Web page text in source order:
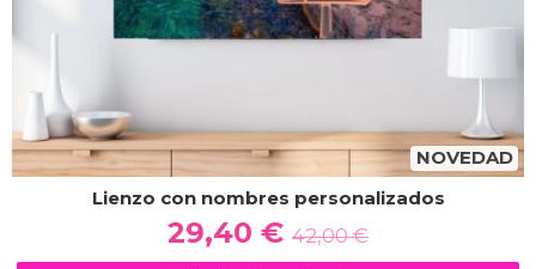
NOVEDAD
Lienzo con nombres personalizados
29,40 € 42,00 €